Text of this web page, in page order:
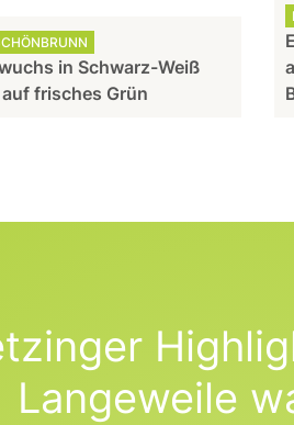
in Schwarz-Weiß
frisches Grün
Langeweile